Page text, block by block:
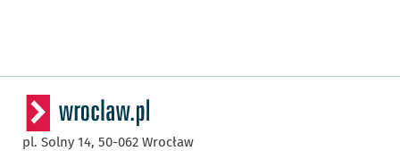
pl. Solny 14, 50-062 Wrocław